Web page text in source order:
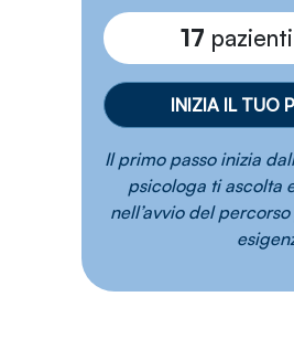
17
INIZIA IL TUO
Il primo passo inizia
psicologa ti ascolta
nell’avvio del